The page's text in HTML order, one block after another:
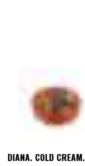
DIANA. COLD CREAM.